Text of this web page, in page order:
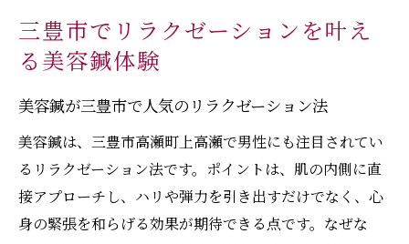
三豊市でリラクゼーションを叶え
る美容鍼体験
美容鍼が三豊市で人気のリラクゼーション法
美容鍼は、三豊市高瀬町上高瀬で男性にも注目されてい
るリラクゼーション法です。ポイントは、肌の内側に直
接アプローチし、ハリや弾力を引き出すだけでなく、心
身の緊張を和らげる効果が期待できる点です。なぜな